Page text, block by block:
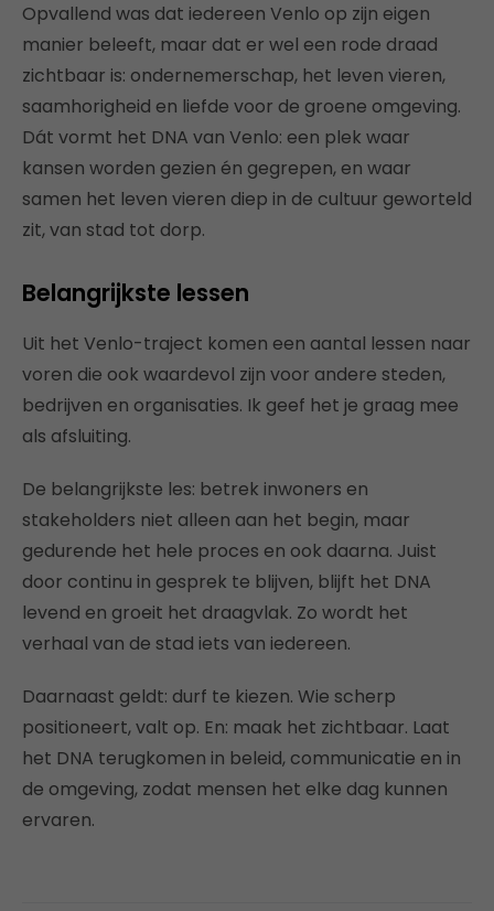
Opvallend was dat iedereen Venlo op zijn eigen
manier beleeft, maar dat er wel een rode draad
zichtbaar is: ondernemerschap, het leven vieren,
saamhorigheid en liefde voor de groene omgeving.
Dát vormt het DNA van Venlo: een plek waar
kansen worden gezien én gegrepen, en waar
samen het leven vieren diep in de cultuur geworteld
zit, van stad tot dorp.
Belangrijkste lessen
Uit het Venlo-traject komen een aantal lessen naar
voren die ook waardevol zijn voor andere steden,
bedrijven en organisaties. Ik geef het je graag mee
als afsluiting.
De belangrijkste les: betrek inwoners en
stakeholders niet alleen aan het begin, maar
gedurende het hele proces en ook daarna. Juist
door continu in gesprek te blijven, blijft het DNA
levend en groeit het draagvlak. Zo wordt het
verhaal van de stad iets van iedereen.
Daarnaast geldt: durf te kiezen. Wie scherp
positioneert, valt op. En: maak het zichtbaar. Laat
het DNA terugkomen in beleid, communicatie en in
de omgeving, zodat mensen het elke dag kunnen
ervaren.